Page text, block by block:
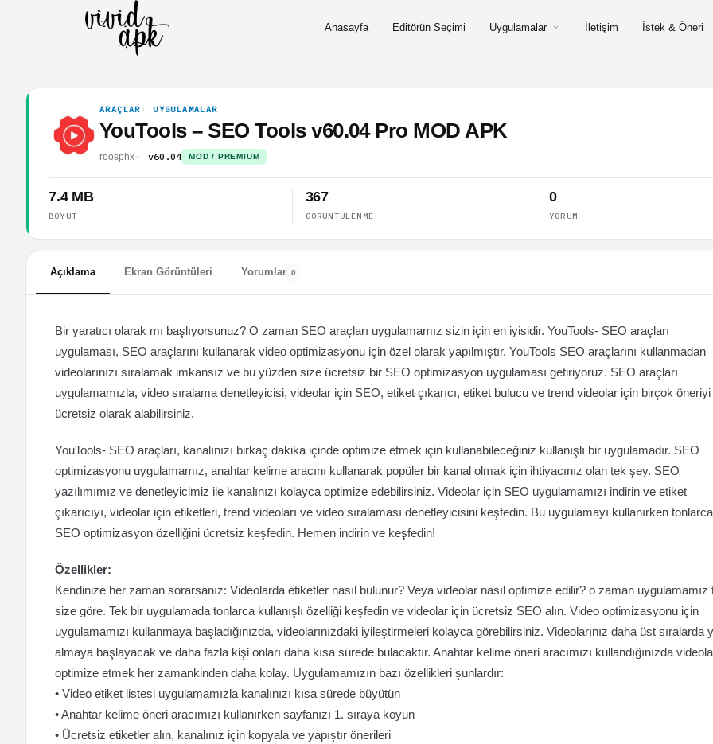
Anasayfa Editörün Seçimi Uygulamalar İletişim İstek & Öneri
ARAÇLAR UYGULAMALAR
YouTools – SEO Tools v60.04 Pro MOD APK
roosphx v60.04 MOD / PREMIUM
7.4 MB
BOYUT
367
GÖRÜNTÜLENME
0
YORUM
Açıklama Ekran Görüntüleri Yorumlar 0
Bir yaratıcı olarak mı başlıyorsunuz? O zaman SEO araçları uygulamamız sizin için en iyisidir. YouTools- SEO araçları
uygulaması, SEO araçlarını kullanarak video optimizasyonu için özel olarak yapılmıştır. YouTools SEO araçlarını kullanmadan
videolarınızı sıralamak imkansız ve bu yüzden size ücretsiz bir SEO optimizasyon uygulaması getiriyoruz. SEO araçları
uygulamamızla, video sıralama denetleyicisi, videolar için SEO, etiket çıkarıcı, etiket bulucu ve trend videolar için birçok öneriyi
ücretsiz olarak alabilirsiniz.
YouTools- SEO araçları, kanalınızı birkaç dakika içinde optimize etmek için kullanabileceğiniz kullanışlı bir uygulamadır. SEO
optimizasyonu uygulamamız, anahtar kelime aracını kullanarak popüler bir kanal olmak için ihtiyacınız olan tek şey. SEO
yazılımımız ve denetleyicimiz ile kanalınızı kolayca optimize edebilirsiniz. Videolar için SEO uygulamamızı indirin ve etiket
çıkarıcıyı, videolar için etiketleri, trend videoları ve video sıralaması denetleyicisini keşfedin. Bu uygulamayı kullanırken tonlarca
SEO optimizasyon özelliğini ücretsiz keşfedin. Hemen indirin ve keşfedin!
Özellikler:
Kendinize her zaman sorarsanız: Videolarda etiketler nasıl bulunur? Veya videolar nasıl optimize edilir? o zaman uygulamamız
size göre. Tek bir uygulamada tonlarca kullanışlı özelliği keşfedin ve videolar için ücretsiz SEO alın. Video optimizasyonu için
uygulamamızı kullanmaya başladığınızda, videolarınızdaki iyileştirmeleri kolayca görebilirsiniz. Videolarınız daha üst sıralarda
almaya başlayacak ve daha fazla kişi onları daha kısa sürede bulacaktır. Anahtar kelime öneri aracımızı kullandığınızda
optimize etmek her zamankinden daha kolay. Uygulamamızın bazı özellikleri şunlardır:
• Video etiket listesi uygulamamızla kanalınızı kısa sürede büyütün
• Anahtar kelime öneri aracımızı kullanırken sayfanızı 1. sıraya koyun
• Ücretsiz etiketler alın, kanalınız için kopyala ve yapıştır önerileri